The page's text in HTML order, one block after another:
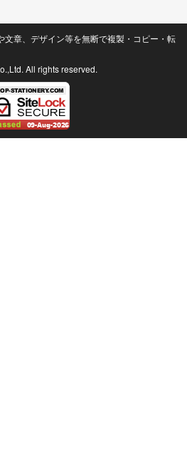
文章、デザイン等を無断で複製・コピー・転
All rights reserved.